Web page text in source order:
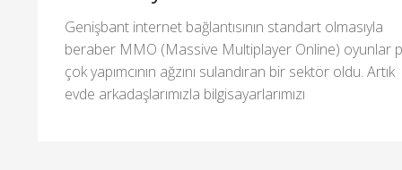
Genişbant internet bağlantısının standart olmasıyla
beraber MMO (Massive Multiplayer Online) oyunlar
çok yapımcının ağzını sulandıran bir sektör oldu. Artık
evde arkadaşlarımızla bilgisayarlarımızı